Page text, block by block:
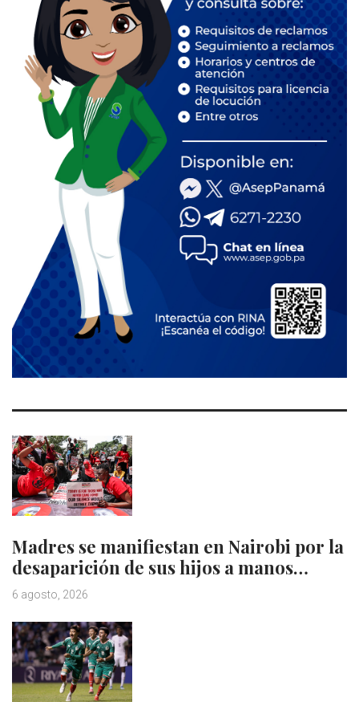
Madres se manifiestan en Nairobi por la
desaparición de sus hijos a manos…
6 agosto, 2026